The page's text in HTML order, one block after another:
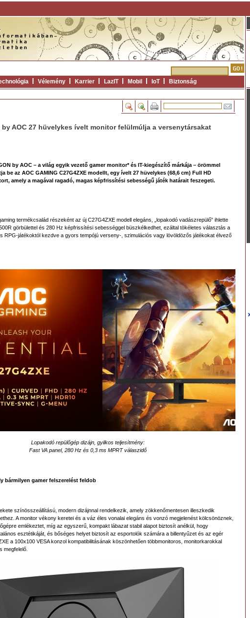
Vélemény Karrier LazIT Mobil IoT Biztonság
by AOC 27 hüvelykes ívelt monitor felülmúlja a versenytársakat
by AOC – a világ egyik vezető gamer monitor* és IT-kiegészítő márkája – örömmel
be az AOC GAMING C27G4ZXE modellt, egy ívelt 27 hüvelykes (68,6 cm) Full HD
amely a magával ragadó, magas képfrissítési sebességű játék határait feszegeti.
termékcsalád részeként az új C27G4ZXE modell elegáns, „lopakodó vadászrepülő” ihlette
görbülettel és 280 Hz képfrissítési sebességgel büszkélkedhet, ezáltal tökéletes választás a
RPG-játékoktól kezdve a gyors tempójú verseny-, szimulációs vagy lövöldözős játékokat élvező
Lopakodó repülőgép dizájn, gyilkos teljesítmény:
Fast VA panel, 280 Hz és 0,3 ms MPRT válaszidő
bármilyen gamer felszerelést feldob
színösszeállítású, modern dizájnnal rendelkezik, amely zökkenőmentesen illeszkedik
A monitor vékony keretei és a váz éles vonalai elegáns és vonzó megjelenést kölcsönöznek,
emlékeztet, míg az egyszerű, kompakt lábazat stabil alapot biztosít anélkül, hogy
esztétikáját, és bőséges helyet biztosít az esportolók számára a billentyűzet és az egér
a 100x100 VESA konzol kompatibilitásának köszönhetően többmonitoros, monitorkarokkal
megfelelő.